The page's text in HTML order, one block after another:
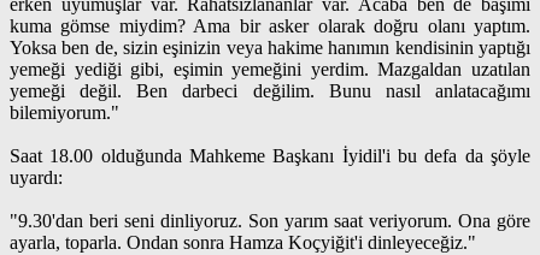
erken uyumuşlar var. Rahatsızlananlar var. Acaba ben de başımı
kuma gömse miydim? Ama bir asker olarak doğru olanı yaptım.
Yoksa ben de, sizin eşinizin veya hakime hanımın kendisinin yaptığı
yemeği yediği gibi, eşimin yemeğini yerdim. Mazgaldan uzatılan
yemeği değil. Ben darbeci değilim. Bunu nasıl anlatacağımı
bilemiyorum."
Saat 18.00 olduğunda Mahkeme Başkanı İyidil'i bu defa da şöyle
uyardı:
"9.30'dan beri seni dinliyoruz. Son yarım saat veriyorum. Ona göre
ayarla, toparla. Ondan sonra Hamza Koçyiğit'i dinleyeceğiz."